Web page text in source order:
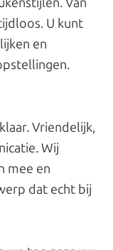
U kunt
en
Vriendelijk,
Wij
mee en
dat echt bij